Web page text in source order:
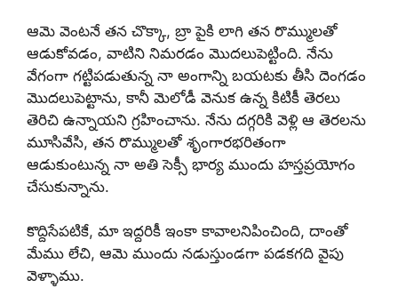
ఆమె వెంటనే తన చొక్కా, బ్రా పైకి లాగి తన రొమ్ములతో
ఆడుకోవడం, వాటిని నిమరడం మొదలుపెట్టింది. నేను
వేగంగా గట్టిపడుతున్న నా అంగాన్ని బయటకు తీసి దెంగడం
మొదలుపెట్టాను, కానీ మెలోడీ వెనుక ఉన్న కిటికీ తెరలు
తెరిచి ఉన్నాయని గ్రహించాను. నేను దగ్గరికి వెళ్లి ఆ తెరలను
మూసివేసి, తన రొమ్ములతో శృంగారభరితంగా
ఆడుకుంటున్న నా అతి సెక్సీ భార్య ముందు హస్తప్రయోగం
చేసుకున్నాను.
కొద్దిసేపటికే, మా ఇద్దరికీ ఇంకా కావాలనిపించింది, దాంతో
మేము లేచి, ఆమె ముందు నడుస్తుండగా పడకగది వైపు
వెళ్ళాము.